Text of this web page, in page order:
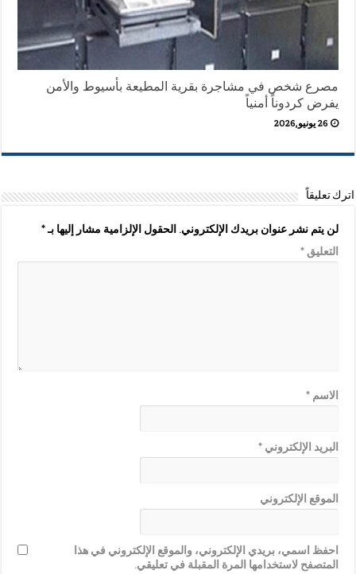
مصرع شخص في مشاجرة بقرية المطيعة بأسيوط والأمن
يفرض كردوناً أمنياً
26 يونيو,2026
اترك تعليقاً
لن يتم نشر عنوان بريدك الإلكتروني. الحقول الإلزامية مشار إليها بـ*
التعليق*
الاسم*
البريد الإلكتروني*
الموقع الإلكتروني
احفظ اسمي، بريدي الإلكتروني، والموقع الإلكتروني في هذا
المتصفح لاستخدامها المرة المقبلة في تعليقي.